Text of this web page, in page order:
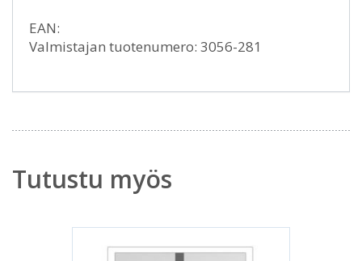
EAN:
Valmistajan tuotenumero: 3056-281
Tutustu myös